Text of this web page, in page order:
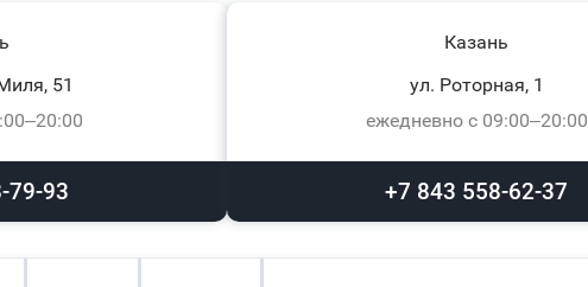
51
79-93
Казань
ул. Роторная, 1
ежедневно с 09:00–20:00
+7 843 558-62-37